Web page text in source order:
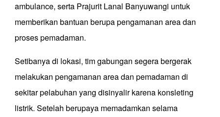
ambulance, serta Prajurit Lanal Banyuwangi untuk
memberikan bantuan berupa pengamanan area dan
proses pemadaman.
Setibanya di lokasi, tim gabungan segera bergerak
melakukan pengamanan area dan pemadaman di
sekitar pelabuhan yang disinyalir karena konsleting
listrik. Setelah berupaya memadamkan selama